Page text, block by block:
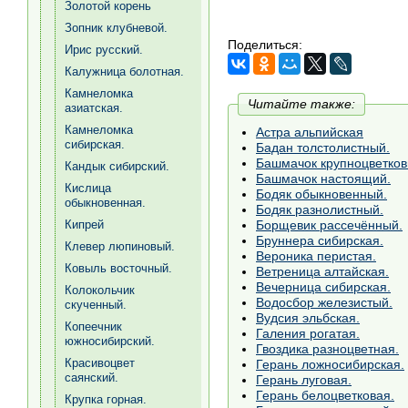
Поделиться:
Читайте также:
Астра альпийская
Бадан толстолистный.
Башмачок
Башмачок настоящий.
Бодяк обыкновенный.
Бодяк разнолистный.
Борщевик рассечённый.
Бруннера сибирская.
Вероника перистая.
Ветреница алтайская.
Вечерница сибирская.
Водосбор железистый.
Вудсия эльбская.
Галения рогатая.
Гвоздика разноцветная.
Герань ложносибирская.
Герань луговая.
Герань белоцветковая.
Золотой корень
Зопник клубневой.
Ирис русский.
Калужница болотная.
Камнеломка
азиатская.
Камнеломка
сибирская.
Кандык сибирский.
Кислица
обыкновенная.
Кипрей
Клевер люпиновый.
Ковыль восточный.
Колокольчик
скученный.
Копеечник
южносибирский.
Красивоцвет
саянский.
Крупка горная.